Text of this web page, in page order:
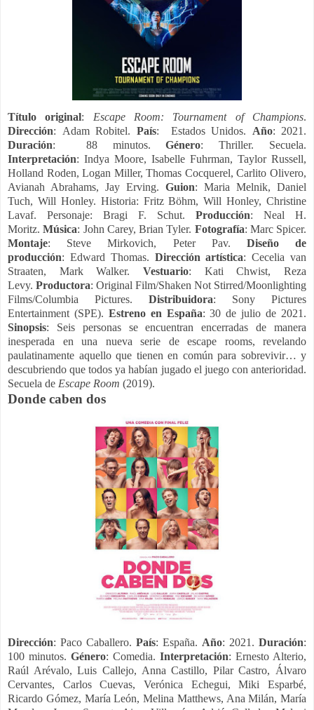
Título original: Escape Room: Tournament of Champions.
Dirección: Adam Robitel. País: Estados Unidos. Año: 2021.
Duración: 88 minutos.Género: Thriller. Secuela.
Interpretación: Indya Moore, Isabelle Fuhrman, Taylor Russell,
Holland Roden, Logan Miller, Thomas Cocquerel, Carlito Olivero,
Avianah Abrahams, Jay Erving. Guion: Maria Melnik, Daniel
Tuch, Will Honley. Historia: Fritz Böhm, Will Honley, Christine
Lavaf. Personaje: Bragi F. Schut. Producción: Neal H.
Moritz.Música: John Carey, Brian Tyler. Fotografía: Marc Spicer.
Montaje: Steve Mirkovich, Peter Pav. Diseño de
producción: Edward Thomas. Dirección artística:Cecelia van
Straaten, Mark Walker.Vestuario: Kati Chwist,Reza
Levy. Productora: Original Film/Shaken Not Stirred/Moonlighting
Films/Columbia Pictures. Distribuidora: Sony Pictures
Entertainment (SPE). Estreno en España: 30 de julio de 2021.
Sinopsis: Seis personas se encuentran encerradas de manera
inesperada en una nueva serie de escape rooms, revelando
paulatinamente aquello que tienen en común para sobrevivir… y
descubriendo que todos ya habían jugado el juego con anterioridad.
Secuela de Escape Room (2019).
Donde caben dos
Dirección: Paco Caballero. País: España. Año: 2021. Duración:
100 minutos. Género: Comedia. Interpretación: Ernesto Alterio,
Raúl Arévalo, Luis Callejo, Anna Castillo, Pilar Castro, Álvaro
Cervantes, Carlos Cuevas, Verónica Echegui, Miki Esparbé,
Ricardo Gómez, María León, Melina Matthews, Ana Milán, María